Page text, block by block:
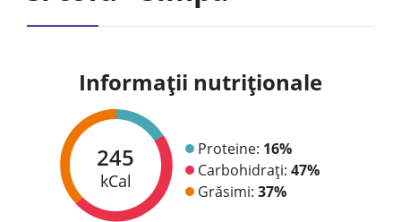
Informații nutriționale
245
kCal
Proteine: 16%
Carbohidrați: 47%
Grăsimi: 37%